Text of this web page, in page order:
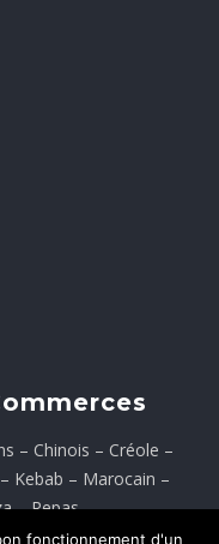
– Chinois – Créole –
– Kebab – Marocain –
–Repas
fonctionnement d'un